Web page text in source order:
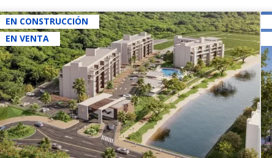
EN CONSTRUCCIÓN
EN VENTA